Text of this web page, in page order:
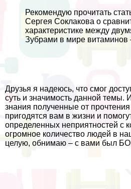
Рекомендую прочитать
Сергея Соклакова о
хаpaктеристике между
Зубрами в мире витаминов
Друзья я надеюсь, что смог
суть и значимость данной темы.
знания полученные от
пригодятся вам в жизни и
определенных неприятностей с
огромное количество людей в
целую, обнимаю – с вами был